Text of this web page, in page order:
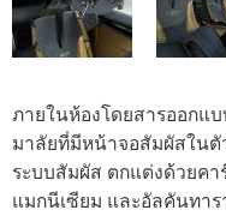
ภายในห้องโดยสารออกแ
มาลัยที่มีหน้าจอสัมผัสในตั
ระบบสัมผัส ตกแต่งด้วยคา
แมกนีเซียม และอัลคันทาร